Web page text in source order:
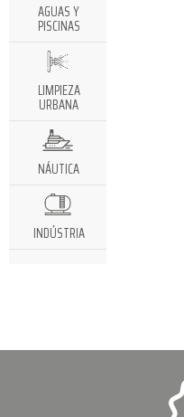
AGUAS Y
PISCINAS
LIMPIEZA
URBANA
NÁUTICA
INDÚSTRIA